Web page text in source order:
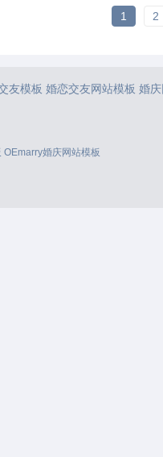
1 2
友模板 婚恋交友网站模板 婚
OEmarry婚庆网站模板